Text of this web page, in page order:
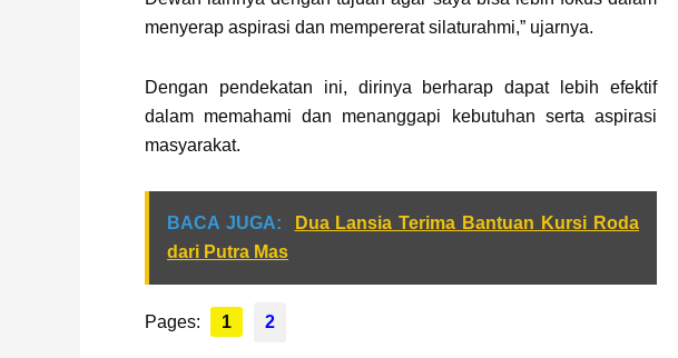
menyerap aspirasi dan mempererat silaturahmi,” ujarnya.
Dengan pendekatan ini, dirinya berharap dapat lebih efektif
dalam memahami dan menanggapi kebutuhan serta aspirasi
masyarakat.
BACA JUGA:
Dua Lansia Terima Bantuan Kursi Roda
dari Putra Mas
Pages: 1 2